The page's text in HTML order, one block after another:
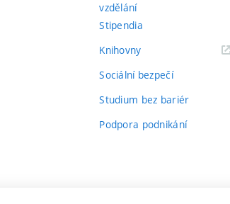
vzdělání
Stipendia
Knihovny(externí
Sociální bezpečí
Studium bez bariér
Podpora podnikání